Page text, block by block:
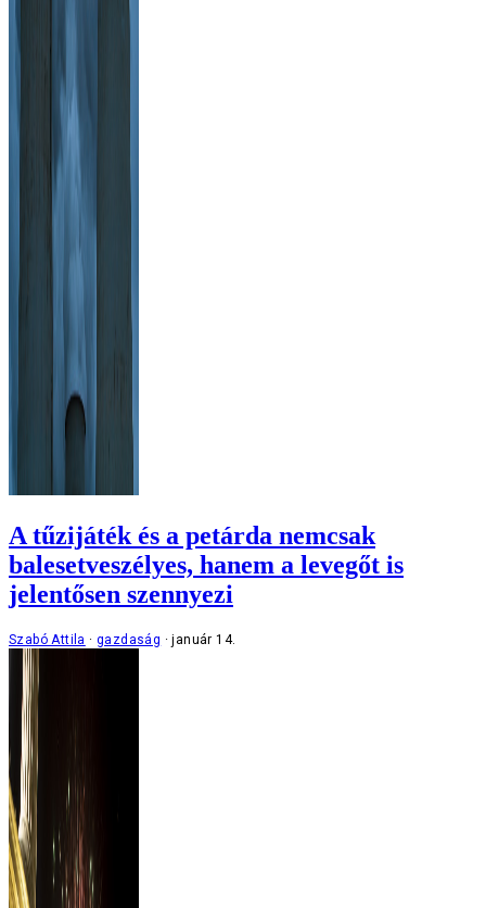
A tűzijáték és a petárda nemcsak
balesetveszélyes, hanem a levegőt is
jelentősen szennyezi
Szabó Attila gazdaság január 14.